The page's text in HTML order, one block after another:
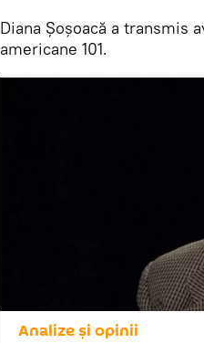
Diana Șoșoacă a transmis
americane 101.
Analize și opinii